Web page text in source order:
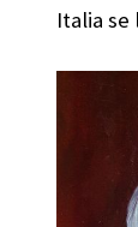
Italia se